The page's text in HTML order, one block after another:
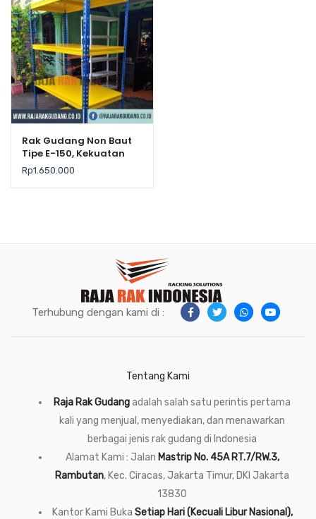
Rak Gudang Non Baut
Tipe E-150, Kekuatan
200Kg / Level
Rp1.650.000
Terhubung dengan kami di :
Tentang Kami
Raja Rak Gudangadalah salah satu perintis pertama
kali yang menjual, menyediakan, dan menawarkan
berbagai jenis rak gudang di Indonesia
Alamat Kami : Jalan Mastrip No. 45A RT.7/RW.3,
Rambutan, Kec. Ciracas, Jakarta Timur, DKI Jakarta
13830
Kantor Kami Buka Setiap Hari (Kecuali Libur Nasional),